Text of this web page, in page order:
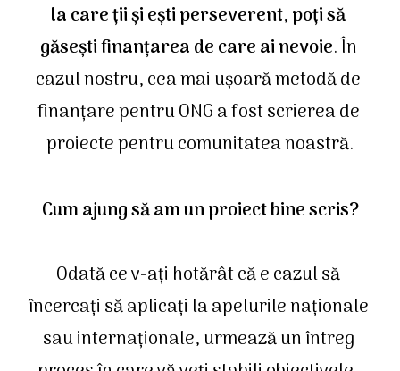
la care ții și ești perseverent, poți să
găsești finanțarea de care ai nevoie. În
cazul nostru, cea mai ușoară metodă de
finanțare pentru ONG a fost scrierea de
proiecte pentru comunitatea noastră.
Cum ajung să am un proiect bine scris?
Odată ce v-ați hotărât că e cazul să
încercați să aplicați la apelurile naționale
sau internaționale, urmează un întreg